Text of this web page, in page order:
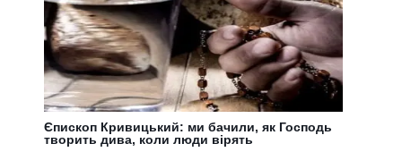
Єпископ Кривицький: ми бачили, як Господь
творить дива, коли люди вірять